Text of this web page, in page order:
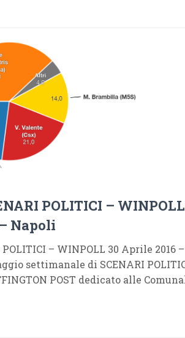
POLITICI – WINPOLL
Napoli
– WINPOLL 30 Aprile 2016 –
settimanale di SCENARI
POST dedicato alle